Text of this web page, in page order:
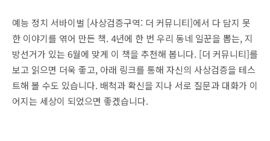
예능 정치 서바이벌 [사상검증구역: 더 커뮤니티]에서 다 담지 못
한 이야기를 엮어 만든 책. 4년에 한 번 우리 동네 일꾼을 뽑는, 지
방선거가 있는 6월에 맞게 이 책을 추천해 봅니다. [더 커뮤니티]를
보고 읽으면 더욱 좋고, 아래 링크를 통해 자신의 사상검증을 테스
트해 볼 수도 있습니다. 배척과 확신을 지나 서로 질문과 대화가 이
어지는 세상이 되었으면 좋겠습니다.